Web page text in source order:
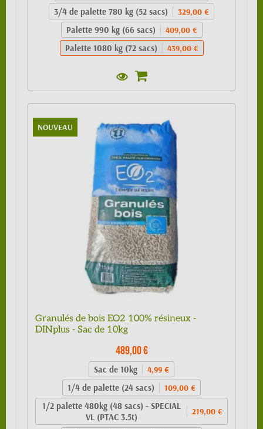
3/4 de palette 780 kg (52 sacs) 329,00 €
Palette 990 kg (66 sacs) 409,00 €
Palette 1080 kg (72 sacs) 439,00 €
NOUVEAU
Granulés de bois EO2 100% résineux -
DINplus - Sac de 10kg
489,00 €
Sac de 10kg 4,99 €
1/4 de palette (24 sacs) 109,00 €
1/2 palette 480kg (48 sacs) - SPECIAL
VL (PTAC 3.5t)
219,00 €